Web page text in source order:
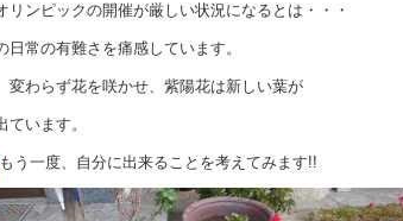
リンピックの開催が厳しい状況になるとは・・・
日常の有難さを痛感しています。
変わらず花を咲かせ、紫陽花は新しい葉が
ています。
もう一度、自分に出来ることを考えてみます!!